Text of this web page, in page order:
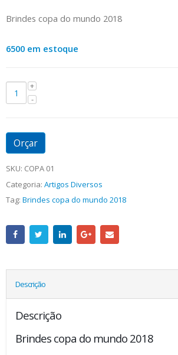
Brindes copa do mundo 2018
6500 em estoque
Orçar
SKU: COPA 01
Categoria: Artigos Diversos
Tag: Brindes copa do mundo 2018
Descrição
Descrição
Brindes copa do mundo 2018